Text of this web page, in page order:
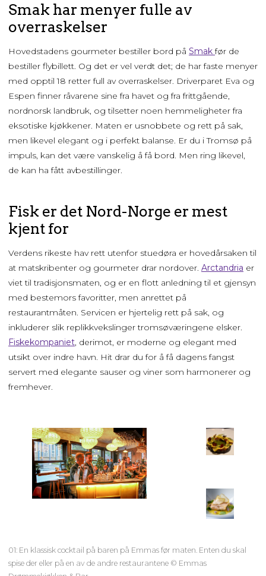
Smak har menyer fulle av
overraskelser
Hovedstadens gourmeter bestiller bord på Smak før de
bestiller flybillett. Og det er vel verdt det; de har faste menyer
med opptil 18 retter full av overraskelser. Driverparet Eva og
Espen finner råvarene sine fra havet og fra frittgående,
nordnorsk landbruk, og tilsetter noen hemmeligheter fra
eksotiske kjøkkener. Maten er usnobbete og rett på sak,
men likevel elegant og i perfekt balanse. Er du i Tromsø på
impuls, kan det være vanskelig å få bord. Men ring likevel,
de kan ha fått avbestillinger.
Fisk er det Nord-Norge er mest
kjent for
Verdens rikeste hav rett utenfor stuedøra er hovedårsaken til
at matskribenter og gourmeter drar nordover. Arctandria er
viet til tradisjonsmaten, og er en flott anledning til et gjensyn
med bestemors favoritter, men anrettet på
restaurantmåten. Servicen er hjertelig rett på sak, og
inkluderer slik replikkvekslinger tromsøværingene elsker.
Fiskekompaniet, derimot, er moderne og elegant med
utsikt over indre havn. Hit drar du for å få dagens fangst
servert med elegante sauser og viner som harmonerer og
fremhever.
01: En klassisk cocktail på baren på Emmas før maten. Enten du skal
spise der eller på en av de andre restaurantene © Emmas